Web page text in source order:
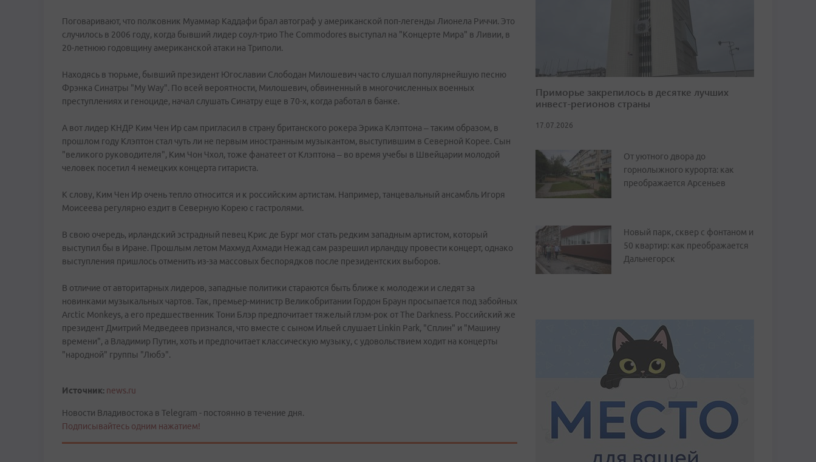
Поговаривают, что полковник Муаммар Каддафи брал автограф у американской поп-легенды Лионела Риччи. Это
случилось в 2006 году, когда бывший лидер соул-трио The Commodores выступал на "Концерте Мира" в Ливии, в
20-летнюю годовщину американской атаки на Триполи.
Находясь в тюрьме, бывший президент Югославии Слободан Милошевич часто слушал популярнейшую песню
Фрэнка Синатры "My Way". По всей вероятности, Милошевич, обвиненный в многочисленных военных
преступлениях и геноциде, начал слушать Синатру еще в 70-х, когда работал в банке.
А вот лидер КНДР Ким Чен Ир сам пригласил в страну британского рокера Эрика Клэптона – таким образом, в
прошлом году Клэптон стал чуть ли не первым иностранным музыкантом, выступившим в Северной Корее. Сын
"великого руководителя", Ким Чон Чхол, тоже фанатеет от Клэптона – во время учебы в Швейцарии молодой
человек посетил 4 немецких концерта гитариста.
К слову, Ким Чен Ир очень тепло относится и к российским артистам. Например, танцевальный ансамбль Игоря
Моисеева регулярно ездит в Северную Корею с гастролями.
В свою очередь, ирландский эстрадный певец Крис де Бург мог стать редким западным артистом, который
выступил бы в Иране. Прошлым летом Махмуд Ахмади Нежад сам разрешил ирландцу провести концерт, однако
выступления пришлось отменить из-за массовых беспорядков после президентских выборов.
В отличие от авторитарных лидеров, западные политики стараются быть ближе к молодежи и следят за
новинками музыкальных чартов. Так, премьер-министр Великобритании Гордон Браун просыпается под забойных
Arctic Monkeys, а его предшественник Тони Блэр предпочитает тяжелый глэм-рок от The Darkness. Российский же
президент Дмитрий Медведеев признался, что вместе с сыном Ильей слушает Linkin Park, "Сплин" и "Машину
времени", а Владимир Путин, хоть и предпочитает классическую музыку, с удовольствием ходит на концерты
"народной" группы "Любэ".
Источник: news.ru
Новости Владивостока в Telegram - постоянно в течение дня.
Подписывайтесь одним нажатием!
Приморье закрепилось в десятке лучших
инвест-регионов страны
17.07.2026
От уютного двора до
горнолыжного курорта: как
преображается Арсеньев
Новый парк, сквер с фонтаном и
50 квартир: как преображается
Дальнегорск